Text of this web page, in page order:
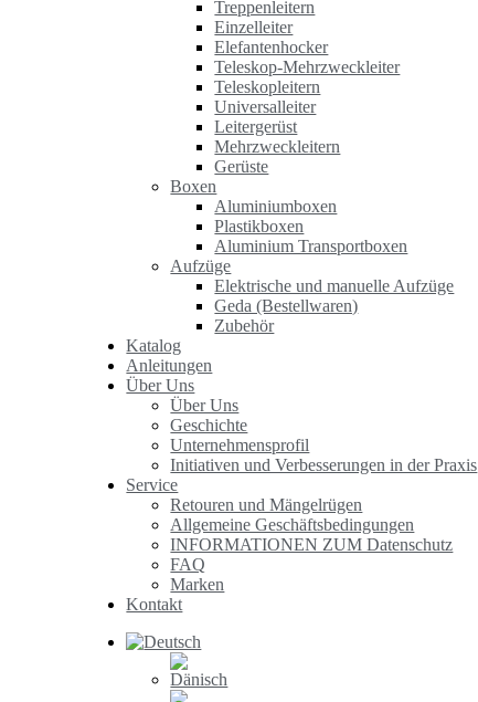
Treppenleitern
Einzelleiter
Elefantenhocker
Teleskop-Mehrzweckleiter
Teleskopleitern
Universalleiter
Leitergerüst
Mehrzweckleitern
Gerüste
Boxen
Aluminiumboxen
Plastikboxen
Aluminium Transportboxen
Aufzüge
Elektrische und manuelle Aufzüge
Geda (Bestellwaren)
Zubehör
Katalog
Anleitungen
Über Uns
Über Uns
Geschichte
Unternehmensprofil
Initiativen und Verbesserungen in der Praxis
Service
Retouren und Mängelrügen
Allgemeine Geschäftsbedingungen
INFORMATIONEN ZUM Datenschutz
FAQ
Marken
Kontakt